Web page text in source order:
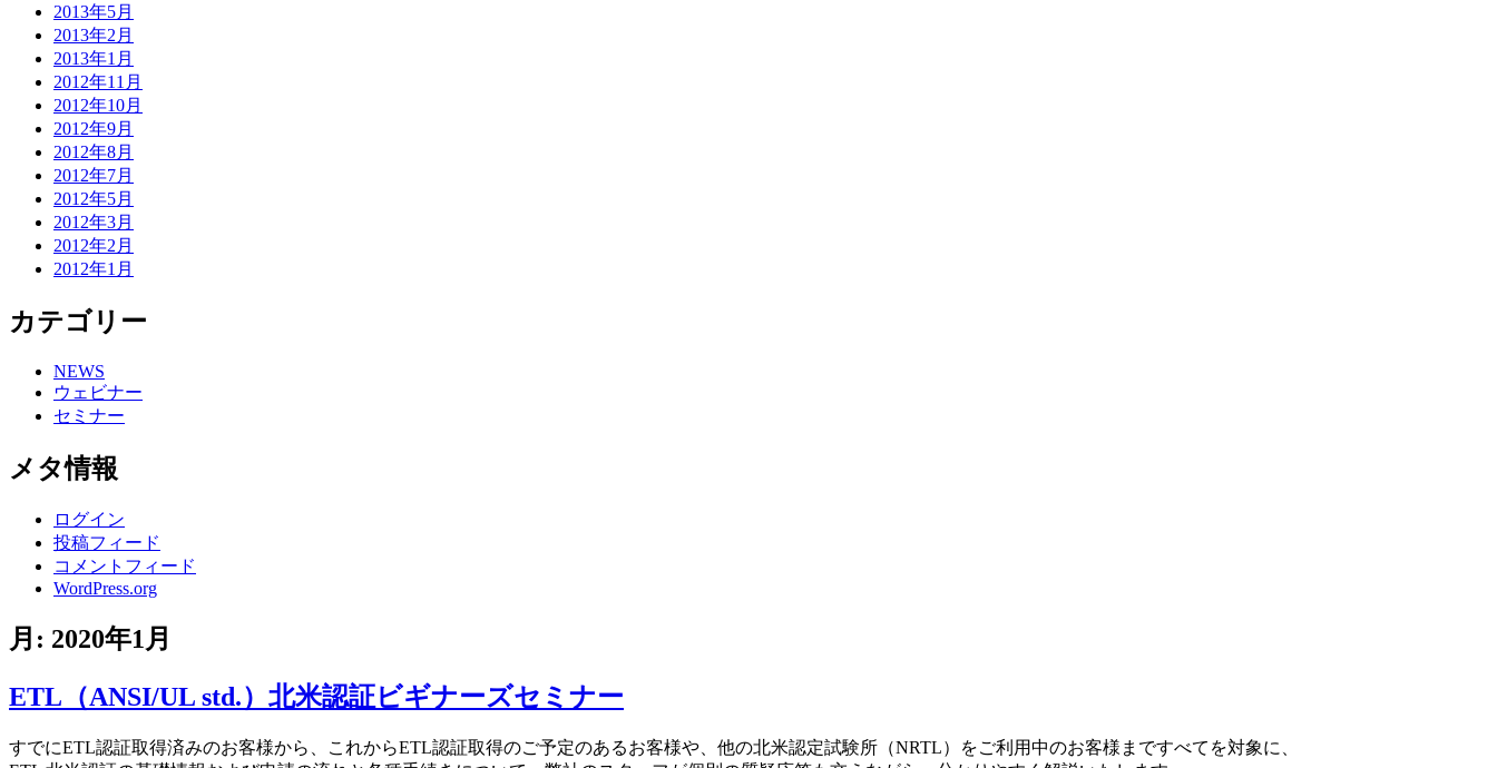
2013年5月
2013年2月
2013年1月
2012年11月
2012年10月
2012年9月
2012年8月
2012年7月
2012年5月
2012年3月
2012年2月
2012年1月
カテゴリー
NEWS
ウェビナー
セミナー
メタ情報
ログイン
投稿フィード
コメントフィード
WordPress.org
月: 2020年1月
ETL（ANSI/UL std.）北米認証ビギナーズセミナー
すでにETL認証取得済みのお客様から、これからETL認証取得のご予定のあるお客様や、他の北米認定試験所（NRTL）をご利用中のお客様まですべてを対象に、